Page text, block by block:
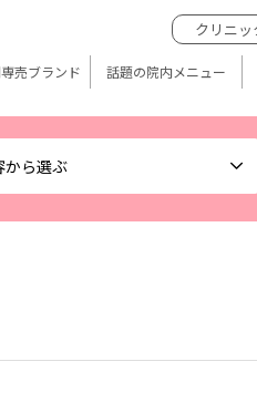
から選ぶ
クリニッ
売ブランド 話題の院内メニュー